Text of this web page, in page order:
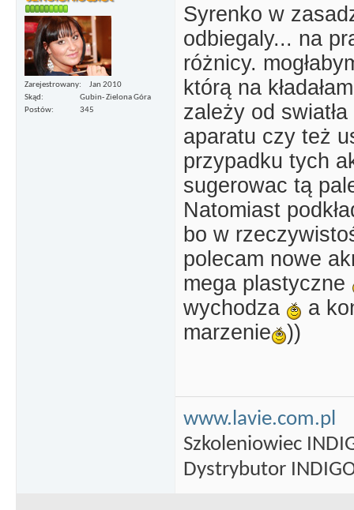
Zarejestrowany
Jan 2010
Skąd
Gubin- Zielona Góra
Postów
345
Syrenko w
odbiegaly... na
różnicy.
którą na
zależy od
aparatu czy też
przypadku tych
sugerowac tą
Natomiast
bo w
polecam nowe
mega plastyczne
wychodza
a
marzenie
))
www.lavie.com.pl
Szkoleniowiec
Dystrybutor